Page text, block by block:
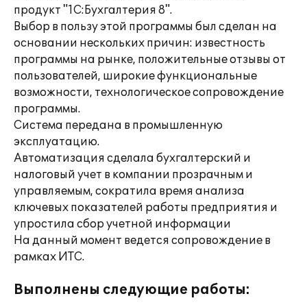
продукт "1С:Бухгалтерия 8".
Выбор в пользу этой программы был сделан на
основании нескольких причин: известность
программы на рынке, положительные отзывы от
пользователей, широкие функциональные
возможности, технологическое сопровождение
программы.
Система передана в промышленную
эксплуатацию.
Автоматизация сделала бухгалтерский и
налоговый учет в компании прозрачным и
управляемым, сократила время анализа
ключевых показателей работы предприятия и
упростила сбор учетной информации
На данный момент ведется сопровождение в
рамках ИТС.
Выполнены следующие работы: